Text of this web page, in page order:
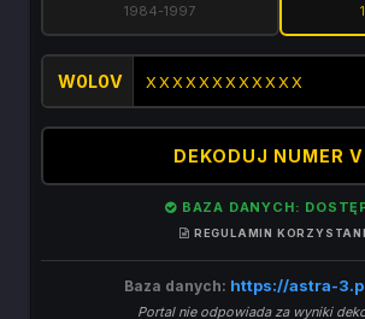
1984-1997
W0L0V
DEKODUJ NUMER
BAZA DANYCH:
REGULAMIN
Baza danych: https://astra-
Portal nie odpowiada za wyniki